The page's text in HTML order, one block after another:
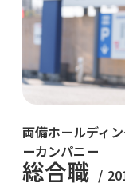
両備ホールディ
ーカンパニー
総合職